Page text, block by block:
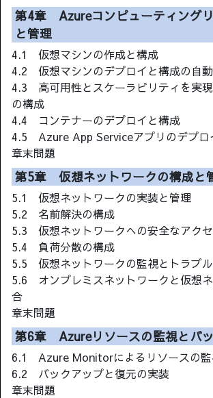
第4章 Azureコンピューティング
と管理
4.1 仮想マシンの作成と構成
4.2 仮想マシンのデプロイと構成の自
4.3 高可用性とスケーラビリティを実
の構成
4.4 コンテナーのデプロイと構成
4.5 Azure App Serviceアプリのデプロ
章末問題
第5章 仮想ネットワークの構成と
5.1 仮想ネットワークの実装と管理
5.2 名前解決の構成
5.3 仮想ネットワークへの安全なアク
5.4 負荷分散の構成
5.5 仮想ネットワークの監視とトラブ
5.6 オンプレミスネットワークと仮想
合
章末問題
第6章 Azureリソースの監視とバ
6.1 Azure Monitorによるリソースの
6.2 バックアップと復元の実装
章末問題